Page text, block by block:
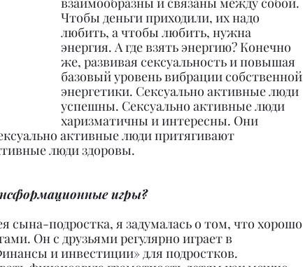
Чтобы деньги приходили, их надо
любить, а чтобы любить, нужна
энергия. А где взять энергию? Конечно
же, развивая сексуальность и повышая
базовый уровень вибрации собственной
энергетики. Сексуально активные люди
успешны. Сексуально активные люди
харизматичны и интересны. Они
активные люди притягивают
люди здоровы.
игры?
сына-подростка, я задумалась о том, что хорошо
Он с друзьями регулярно играет в
и инвестиции» для подростков.